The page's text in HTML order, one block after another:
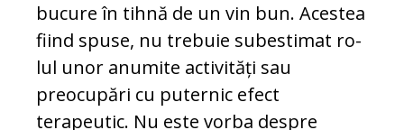
bucure în tihnă de un vin bun. Aces­tea
fiind spuse, nu trebuie subestimat ro­
lul unor anumite activități sau
preocupări cu puternic efect
terapeutic. Nu este vorba despre